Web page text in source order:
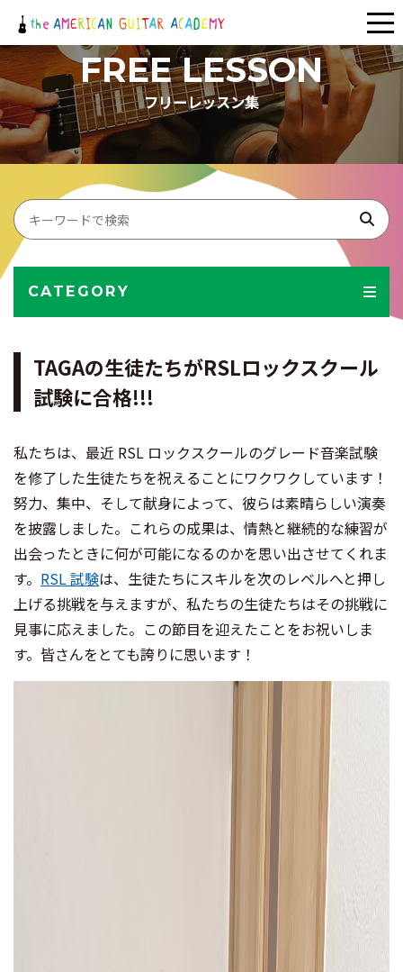
FREE LESSON
フリーレッスン集
CATEGORY
TAGAの生徒たちがRSLロックスクール
試験に合格!!!
私たちは、最近 RSL ロックスクールのグレード音楽試験
を修了した生徒たちを祝えることにワクワクしています！
努力、集中、そして献身によって、彼らは素晴らしい演奏
を披露しました。これらの成果は、情熱と継続的な練習が
出会ったときに何が可能になるのかを思い出させてくれま
す。 RSL 試験は、生徒たちにスキルを次のレベルへと押し
上げる挑戦を与えますが、私たちの生徒たちはその挑戦に
見事に応えました。この節目を迎えたことをお祝いしま
す。皆さんをとても誇りに思います！
メ
ニ
ュ
ー